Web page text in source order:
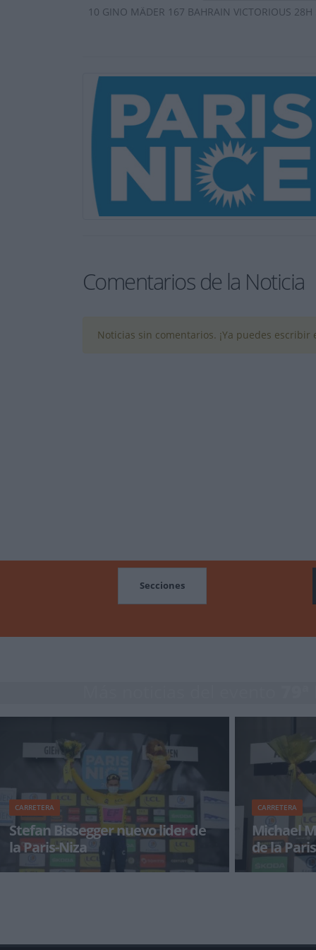
10 GINO MÄDER 167 BAHRAIN VICTORIOUS
Comentarios de la Noticia
Noticias sin comentarios. ¡Ya puedes escribir
Secciones
CARRETERA
Stefan Bissegger nuevo lider de
la Paris-Niza
La Paris-Niza 2021 disputó ayer martes su
CARRETERA
Michael
de la
El velocista